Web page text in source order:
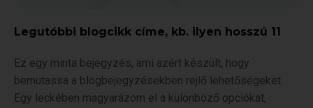
Legutóbbi blogcikk címe, kb. ilyen hosszú 11
Ez egy minta bejegyzés, ami azért készült, hogy
bemutassa a blogbejegyzésekben rejlő lehetőségeket.
Egy leckében magyarázom el a különböző opciókat,